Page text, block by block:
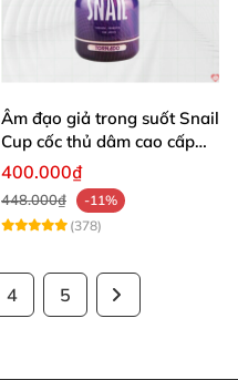
Âm đạo giả trong suốt Snail
Cup cốc thủ dâm cao cấp
nam giới
400.000₫
448.000₫
-11%
(378)
4 5